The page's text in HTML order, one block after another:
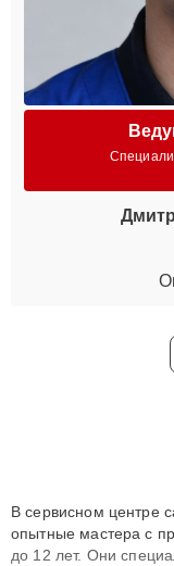
В сервисном центре
опытные мастера с
до 12 лет. Они